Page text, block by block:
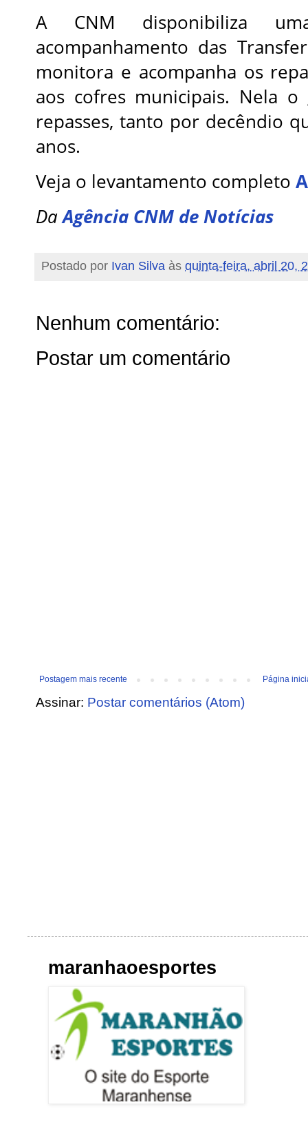
A CNM disponibiliza
acompanhamento das
monitora e acompanha os
aos cofres municipais. Nela
repasses, tanto por decêndio
anos.
Veja o levantamento completo
DaAgência CNM de Notícias
Postado por Ivan Silva às quinta-feira, abril 20,
Nenhum comentário:
Postar um comentário
Postagem mais recente Página
Assinar: Postar comentários (Atom)
maranhaoesportes